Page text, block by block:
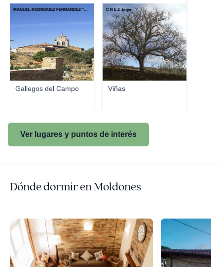
Gallegos del Campo
MANUEL RODRÍGUEZ FERNÁNDEZ "FAMA"
Viñas
C R E Z .tinyn
Ver lugares y puntos de interés
Dónde dormir en Moldones